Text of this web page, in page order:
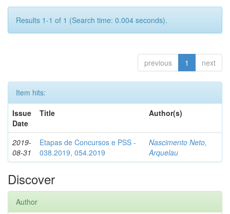
Results 1-1 of 1 (Search time: 0.004 seconds).
previous 1 next
Item hits:
Issue
Date
Title Author(s)
2019-
08-31
Etapas de Concursos e PSS -
038.2019, 054.2019
Nascimento Neto,
Arquelau
Discover
Author